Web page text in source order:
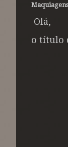
Olá,
o título